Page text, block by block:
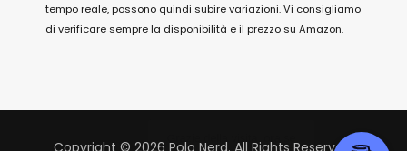
tempo reale, possono quindi subire variazioni. Vi consigliamo
di verificare sempre la disponibilità e il prezzo su Amazon.